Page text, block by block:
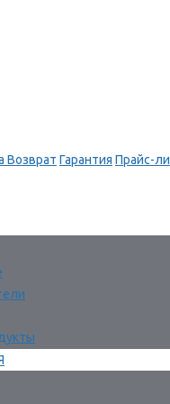
Возврат Гарантия Прайс-